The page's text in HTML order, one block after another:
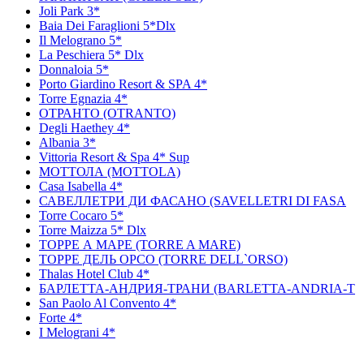
Joli Park 3*
Baia Dei Faraglioni 5*Dlx
Il Melograno 5*
La Peschiera 5* Dlx
Donnaloia 5*
Porto Giardino Resort & SPA 4*
Torre Egnazia 4*
ОТРАНТО (OTRANTO)
Degli Haethey 4*
Albania 3*
Vittoria Resort & Spa 4* Sup
МОТТОЛА (MOTTOLA)
Casa Isabella 4*
САВЕЛЛЕТРИ ДИ ФАСАНО (SAVELLETRI DI FASA
Torre Cocaro 5*
Torre Maizza 5* Dlx
ТОРРЕ А МАРЕ (TORRE A MARE)
ТОРРЕ ДЕЛЬ ОРСО (TORRE DELL`ORSO)
Thalas Hotel Club 4*
БАРЛЕТТА-АНДРИЯ-ТРАНИ (BARLETTA-ANDRIA-T
San Paolo Al Convento 4*
Forte 4*
I Melograni 4*